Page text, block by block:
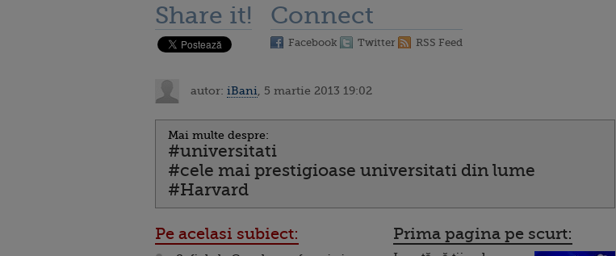
Share it! Connect
Facebook Twitter RSS Feed
autor: iBani , 5 martie 2013 19:02
Mai multe despre:
#universitati
#cele mai prestigioase universitati din lume
#Harvard
Pe acelasi subiect: Prima pagina pe scurt: